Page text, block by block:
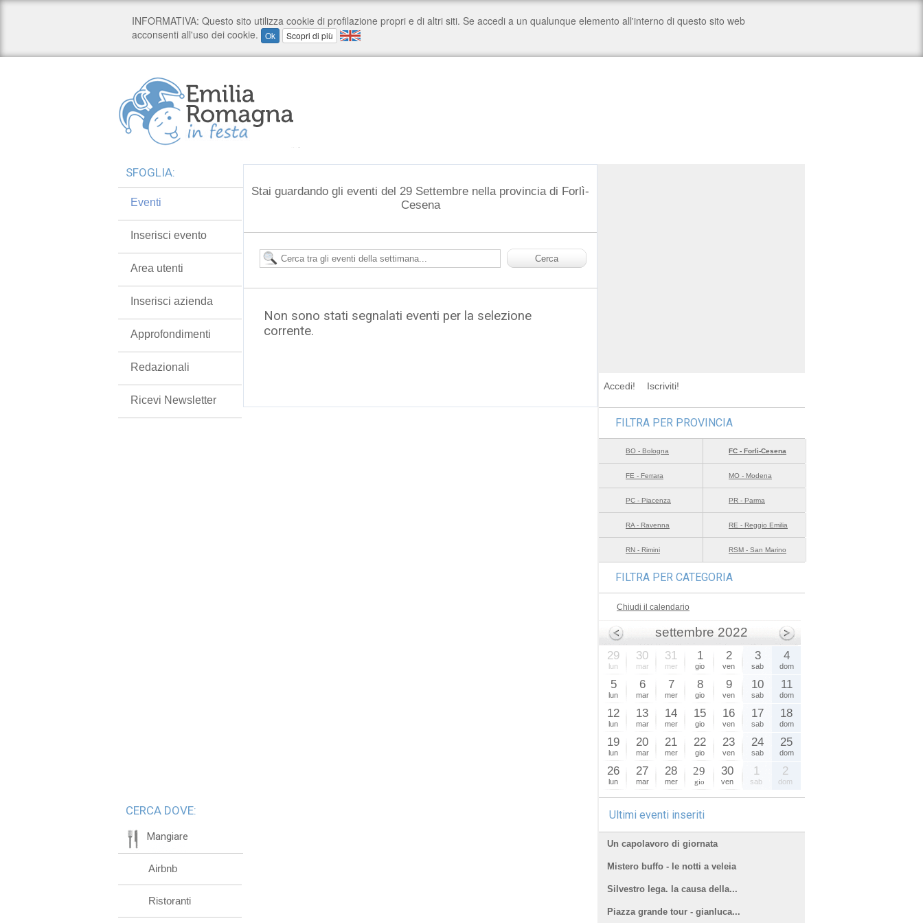
Stai guardando gli eventi del 29 Settembre nella provincia di Forlì-
Cesena
Non sono stati segnalati eventi per la selezione
corrente.
SFOGLIA:
Eventi
Inserisci evento
Area utenti
Inserisci azienda
Approfondimenti
Redazionali
Ricevi Newsletter
CERCA DOVE:
Mangiare
Airbnb
Ristoranti
Accedi! Iscriviti!
FILTRA PER PROVINCIA
BO - Bologna FC - Forlì-Cesena
FE - Ferrara MO - Modena
PC - Piacenza PR - Parma
RA - Ravenna RE - Reggio Emilia
RN - Rimini RSM - San Marino
FILTRA PER CATEGORIA
Chiudi il calendario
settembre 2022
29
lun
30
mar
31
mer
1
gio
2
ven
3
sab
4
dom
5
lun
6
mar
7
mer
8
gio
9
ven
10
sab
11
dom
12
lun
13
mar
14
mer
15
gio
16
ven
17
sab
18
dom
19
lun
20
mar
21
mer
22
gio
23
ven
24
sab
25
dom
26
lun
27
mar
28
mer
29
gio
30
ven
1
sab
2
dom
Ultimi eventi inseriti
Un capolavoro di giornata
Mistero buffo - le notti a veleia
Silvestro lega. la causa della...
Piazza grande tour - gianluca...